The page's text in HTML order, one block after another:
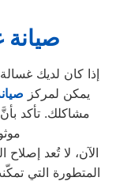
صيانة
إذا كان لديك
يمكن لمركز
مشاكلك. تأكد
الآن، لا تُعد
المتطورة التي